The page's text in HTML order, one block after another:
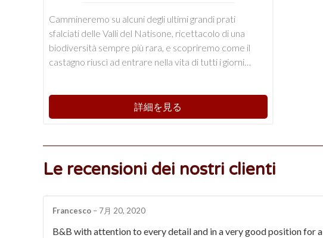
Cammineremo su alcuni degli ultimi grandi prati
sfalciati delle Valli del Natisone, ricettacolo di una
biodiversità sempre più rara, e scopriremo come il
castagno riuscì ad entrare nella vita di tutti i giorni…
詳細を見る
Le recensioni dei nostri clienti
Francesco – 7月 20, 2020
B&B with attention to every detail and in a very good position for